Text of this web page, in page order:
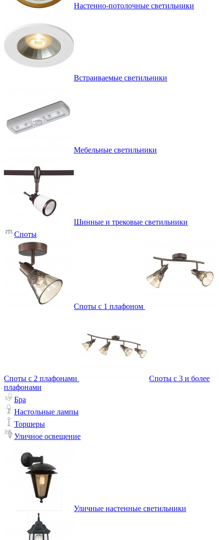
Настенно-потолочные светильники
Встраиваемые светильники
Мебельные светильники
Шинные и трековые светильники
Споты
Споты с 1 плафоном
Споты с 2 плафонами
Споты с 3 и более
плафонами
Бра
Настольные лампы
Торшеры
Уличное освещение
Уличные настенные светильники